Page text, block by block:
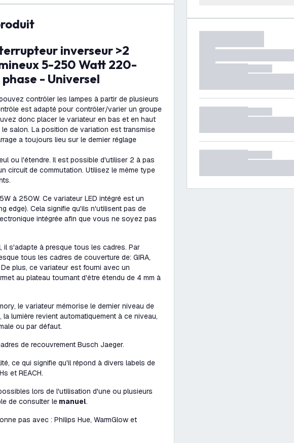
5-250 Watt 220-
- Universel
contrôler les lampes à partir de plusieurs
est adapté pour contrôler/varier un groupe
donc placer le variateur en bas et en haut
salon. La position de variation est transmise
a toujours lieu sur le dernier réglage
ou l'étendre. Il est possible d'utiliser 2 à pas
circuit de commutation. Utilisez le même type
à 250W. Ce variateur LED intégré est un
edge). Cela signifie qu'ils n'utilisent pas de
intégrée afin que vous ne soyez pas
il s'adapte à presque tous les cadres. Par
tous les cadres de couverture de: GIRA,
plus, ce variateur est fourni avec un
au plateau tournant d'être étendu de 4 mm à
le variateur mémorise le dernier niveau de
lumière revient automatiquement à ce niveau,
ou par défaut.
de recouvrement Busch Jaeger.
ce qui signifie qu'il répond à divers labels de
et REACH.
lors de l'utilisation d'une ou plusieurs
de consulter le manuel.
pas avec : Philips Hue, WarmGlow et